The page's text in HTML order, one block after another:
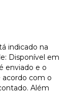
indicado na
Disponível em
enviado e o
acordo com o
Além